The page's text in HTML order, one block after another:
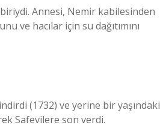
Annesi, Nemir kabilesinden
ve hacılar için su dağıtımını
(1732) ve yerine bir yaşındaki
Safevilere son verdi.